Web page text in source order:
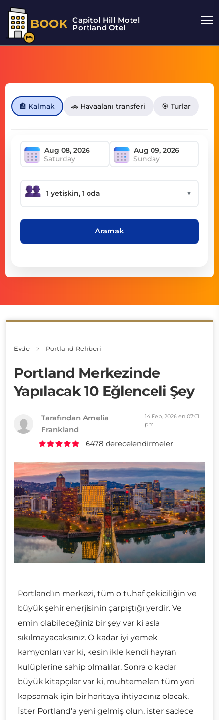
BOOK Capitol Hill Motel
Portland Otel
🏨 Kalmak 🚗 Havaalanı transferi 🎯 Turlar
Saturday Sunday
▼
Aramak
Evde Portland Rehberi
Portland Merkezinde
Yapılacak 10 Eğlenceli Şey
Tarafından Amelia
Frankland
14 Feb, 2026 en 07:01
pm
6478 derecelendirmeler
Portland'ın merkezi, tüm o tuhaf çekiciliğin ve
büyük şehir enerjisinin çarpıştığı yerdir. Ve
emin olabileceğiniz bir şey var ki asla
sıkılmayacaksınız. O kadar iyi yemek
kamyonları var ki, kesinlikle kendi hayran
kulüplerine sahip olmalılar. Sonra o kadar
büyük kitapçılar var ki, muhtemelen tüm yeri
kapsamak için bir haritaya ihtiyacınız olacak.
İster Portland'a yeni gelmiş olun, ister sadece